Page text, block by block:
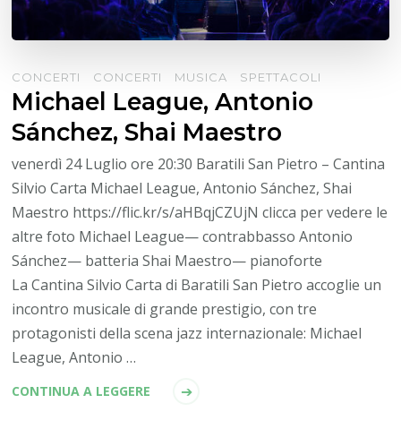
CONCERTI CONCERTI MUSICA SPETTACOLI
Michael League, Antonio
Sánchez, Shai Maestro
venerdì 24 Luglio ore 20:30 Baratili San Pietro – Cantina
Silvio Carta Michael League, Antonio Sánchez, Shai
Maestro https://flic.kr/s/aHBqjCZUjN clicca per vedere le
altre foto Michael League— contrabbasso Antonio
Sánchez— batteria Shai Maestro— pianoforte
La Cantina Silvio Carta di Baratili San Pietro accoglie un
incontro musicale di grande prestigio, con tre
protagonisti della scena jazz internazionale: Michael
League, Antonio …
CONTINUA A LEGGERE